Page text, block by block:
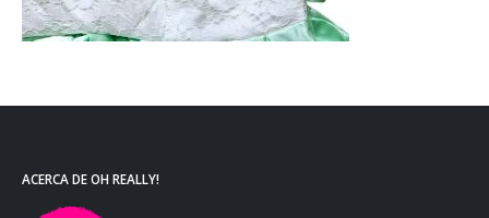
ACERCA DE OH REALLY!